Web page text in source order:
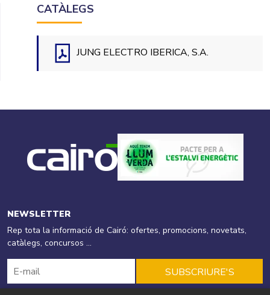
CATÀLEGS
JUNG ELECTRO IBERICA, S.A.
NEWSLETTER
Rep tota la informació de Cairó: ofertes, promocions, novetats,
catàlegs, concursos ...
SUBSCRIURE'S